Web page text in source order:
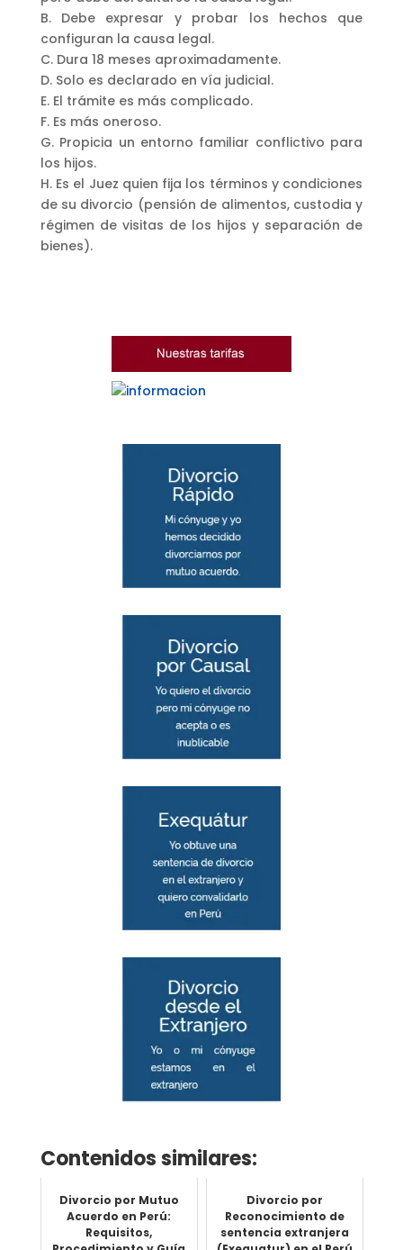
B. Debe expresar y probar los hechos que
configuran la causa legal.
C. Dura 18 meses aproximadamente.
D. Solo es declarado en vía judicial.
E. El trámite es más complicado.
F. Es más oneroso.
G. Propicia un entorno familiar conflictivo para
los hijos.
H. Es el Juez quien fija los términos y condiciones
de su divorcio (pensión de alimentos, custodia y
régimen de visitas de los hijos y separación de
bienes).
Contenidos similares:
Divorcio por Mutuo
Acuerdo en Perú:
Requisitos,
Divorcio por
Reconocimiento de
sentencia extranjera